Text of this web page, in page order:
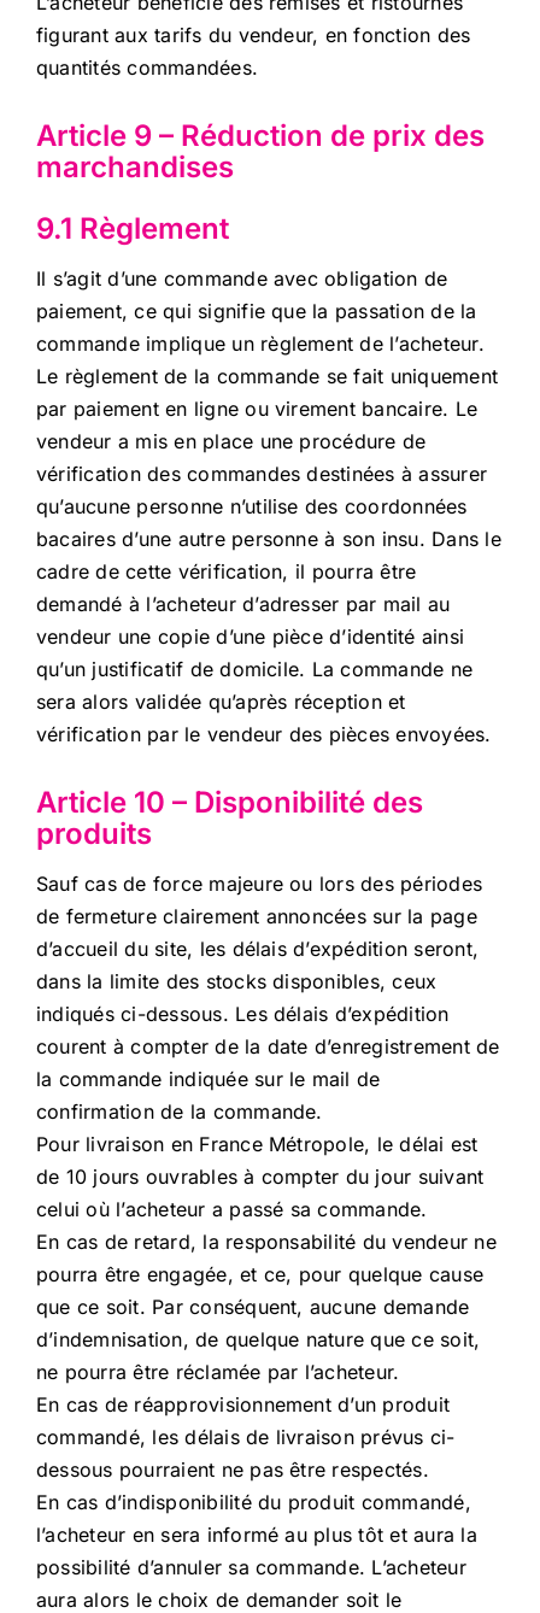
figurant aux tarifs du vendeur, en fonction des
quantités commandées.
Article 9 – Réduction de prix des
marchandises
9.1 Règlement
Il s’agit d’une commande avec obligation de
paiement, ce qui signifie que la passation de la
commande implique un règlement de l’acheteur.
Le règlement de la commande se fait uniquement
par paiement en ligne ou virement bancaire. Le
vendeur a mis en place une procédure de
vérification des commandes destinées à assurer
qu’aucune personne n’utilise des coordonnées
bacaires d’une autre personne à son insu. Dans le
cadre de cette vérification, il pourra être
demandé à l’acheteur d’adresser par mail au
vendeur une copie d’une pièce d’identité ainsi
qu’un justificatif de domicile. La commande ne
sera alors validée qu’après réception et
vérification par le vendeur des pièces envoyées.
Article 10 – Disponibilité des
produits
Sauf cas de force majeure ou lors des périodes
de fermeture clairement annoncées sur la page
d’accueil du site, les délais d’expédition seront,
dans la limite des stocks disponibles, ceux
indiqués ci-dessous. Les délais d’expédition
courent à compter de la date d’enregistrement de
la commande indiquée sur le mail de
confirmation de la commande.
Pour livraison en France Métropole, le délai est
de 10 jours ouvrables à compter du jour suivant
celui où l’acheteur a passé sa commande.
En cas de retard, la responsabilité du vendeur ne
pourra être engagée, et ce, pour quelque cause
que ce soit. Par conséquent, aucune demande
d’indemnisation, de quelque nature que ce soit,
ne pourra être réclamée par l’acheteur.
En cas de réapprovisionnement d’un produit
commandé, les délais de livraison prévus ci-
dessous pourraient ne pas être respectés.
En cas d’indisponibilité du produit commandé,
l’acheteur en sera informé au plus tôt et aura la
possibilité d’annuler sa commande. L’acheteur
aura alors le choix de demander soit le